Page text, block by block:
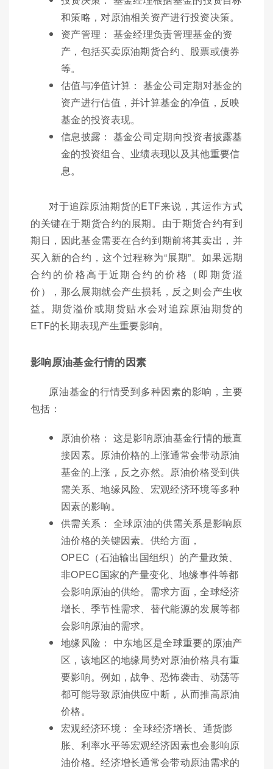
和策略，对原油相关资产进行投资决策。
资产管理： 基金经理负责管理基金的资
产，包括买卖原油期货合约、股票或债券
等。
估值与净值计算： 基金公司定期对基金的
资产进行估值，并计算基金的净值，反映
基金的投资表现。
信息披露： 基金公司定期向投资者披露基
金的投资组合、业绩表现以及其他重要信
息。
对于追踪原油期货的ETF来说，其运作方式
的关键在于期货合约的展期。由于期货合约有到
期日，因此基金需要在合约到期前将其卖出，并
买入新的合约，这个过程称为“展期”。如果远期
合约的价格高于近期合约的价格（即期货溢
价），那么展期就会产生损耗，反之则会产生收
益。期货溢价或期货贴水会对追踪原油期货的
ETF的长期表现产生重要影响。
影响原油基金行情的因素
原油基金的行情受到多种因素的影响，主要
包括：
原油价格： 这是影响原油基金行情的最直
接因素。原油价格的上涨通常会带动原油
基金的上涨，反之亦然。原油价格受到供
需关系、地缘风险、宏观经济环境等多种
因素的影响。
供需关系： 全球原油的供需关系是影响原
油价格的关键因素。供给方面，
OPEC（石油输出国组织）的产量政策、
非OPEC国家的产量变化、地缘事件等都
会影响原油的供给。需求方面，全球经济
增长、季节性需求、替代能源的发展等都
会影响原油的需求。
地缘风险： 中东地区是全球重要的原油产
区，该地区的地缘局势对原油价格具有重
要影响。例如，战争、恐怖袭击、动荡等
都可能导致原油供应中断，从而推高原油
价格。
宏观经济环境： 全球经济增长、通货膨
胀、利率水平等宏观经济因素也会影响原
油价格。经济增长通常会带动原油需求的